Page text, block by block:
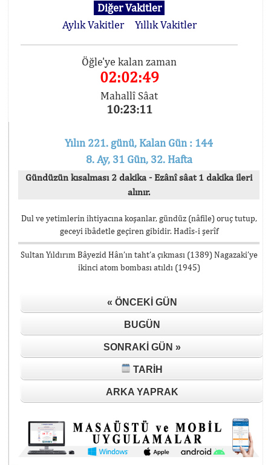
Diğer Vakitler
Aylık Vakitler
Yıllık Vakitler
Öğle'ye kalan zaman
02:02:49
Mahallî Sâat
10:23:11
Yılın 221. günü, Kalan Gün : 144
8. Ay, 31 Gün, 32. Hafta
Gündüzün kısalması 2 dakika - Ezânî sâat 1 dakika ileri
alınır.
Dul ve yetimlerin ihtiyacına koşanlar, gündüz (nâfile) oruç tutup,
geceyi ibâdetle geçiren gibidir. Hadîs-i şerîf
Sultan Yıldırım Bâyezid Hân’ın taht’a çıkması (1389) Nagazaki’ye
ikinci atom bombası atıldı (1945)
« ÖNCEKI GÜN
BUGÜN
SONRAKI GÜN »
TARIH
ARKA YAPRAK